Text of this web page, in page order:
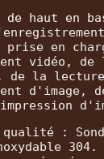
de haut en
en
vidéo, de
de la
d'image,
qualité :
304.